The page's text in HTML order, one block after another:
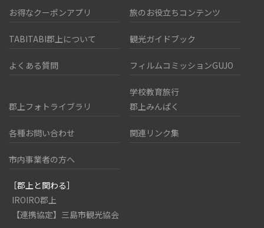
お得なクーポンアプリ 旅のお役立ちコンテンツ
TABITABI郡上について 観光ガイドブック
よくある質問 フィルムコミッションGUJO
郡上フォトライブラリ
学校教育旅行
郡上みんぱく
各種お問い合わせ 関連リンク集
市内事業者の方へ
［郡上と関わる］
IROIRO郡上
【連携協定】三島市観光協会